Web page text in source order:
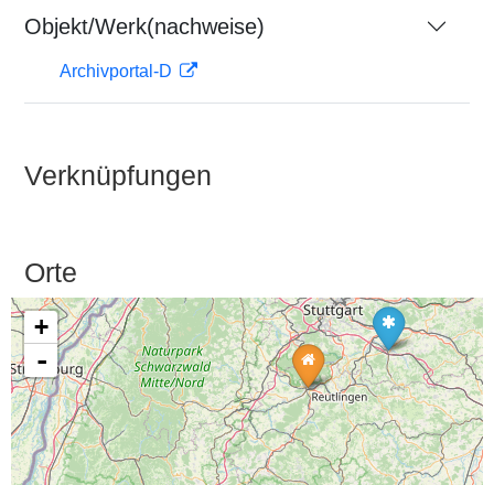
Objekt/Werk(nachweise)
Archivportal-D
Verknüpfungen
Orte
+
-